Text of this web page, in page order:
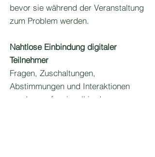
bevor sie während der Veranstaltung
zum Problem werden.
Nahtlose Einbindung digitaler
Teilnehmer
Fragen, Zuschaltungen,
Abstimmungen und Interaktionen
werden professionell in den